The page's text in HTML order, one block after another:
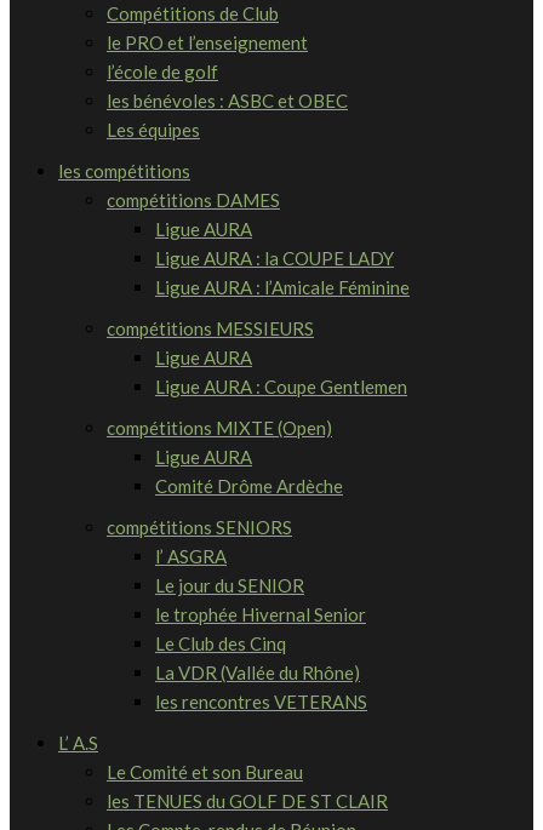
Compétitions de Club
le PRO et l’enseignement
l’école de golf
les bénévoles : ASBC et OBEC
Les équipes
les compétitions
compétitions DAMES
Ligue AURA
Ligue AURA : la COUPE LADY
Ligue AURA : l’Amicale Féminine
compétitions MESSIEURS
Ligue AURA
Ligue AURA : Coupe Gentlemen
compétitions MIXTE (Open)
Ligue AURA
Comité Drôme Ardèche
compétitions SENIORS
l’ ASGRA
Le jour du SENIOR
le trophée Hivernal Senior
Le Club des Cinq
La VDR (Vallée du Rhône)
les rencontres VETERANS
L’ A.S
Le Comité et son Bureau
les TENUES du GOLF DE ST CLAIR